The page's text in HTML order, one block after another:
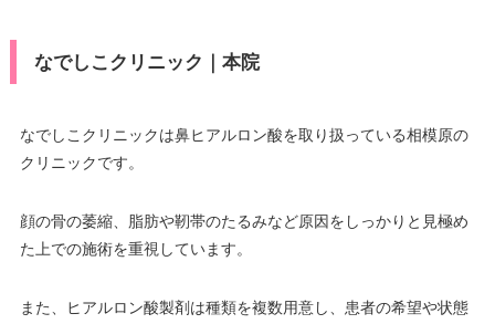
なでしこクリニック｜本院
なでしこクリニックは鼻ヒアルロン酸を取り扱っている相模原の
クリニックです。
顔の骨の萎縮、脂肪や靭帯のたるみなど原因をしっかりと見極め
た上での施術を重視しています。
また、ヒアルロン酸製剤は種類を複数用意し、患者の希望や状態